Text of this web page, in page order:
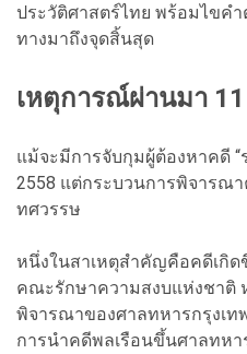
ประวัติศาสตร์ไทย พร้อมไขค
ทางมาถึงจุดสิ้นสุด
เหตุการณ์ผ่านมา
แม้จะมีการจับกุมผู้ต้องหาคดี “
2558 แต่กระบวนการพิจารณ
ทศวรรษ
หนึ่งในสาเหตุสำคัญคือคดีเกิ
คณะรักษาความสงบแห่งชาติ
พิจารณาของศาลทหารกรุงเ
การนำคดีพลเรือนขึ้นศาลทห